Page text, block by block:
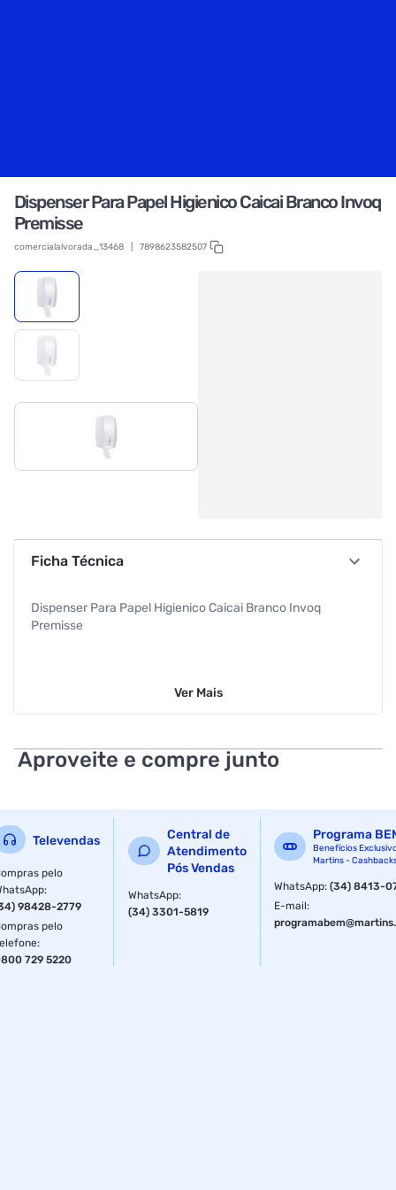
Dispenser Para Papel Higienico Caicai Branco Invoq
Premisse
comercialalvorada_13468 7898623582507
Ficha Técnica
Dispenser Para Papel Higienico Caicai Branco Invoq
Premisse
Ver Mais
Aproveite e compre junto
Televendas
pelo
:
98428-2779
pelo
:
729 5220
Central de
Atendimento
Pós Vendas
WhatsApp:
(34) 3301-5819
Programa
Benefícios
Martins -
WhatsApp:(34) 8413-
E-mail: